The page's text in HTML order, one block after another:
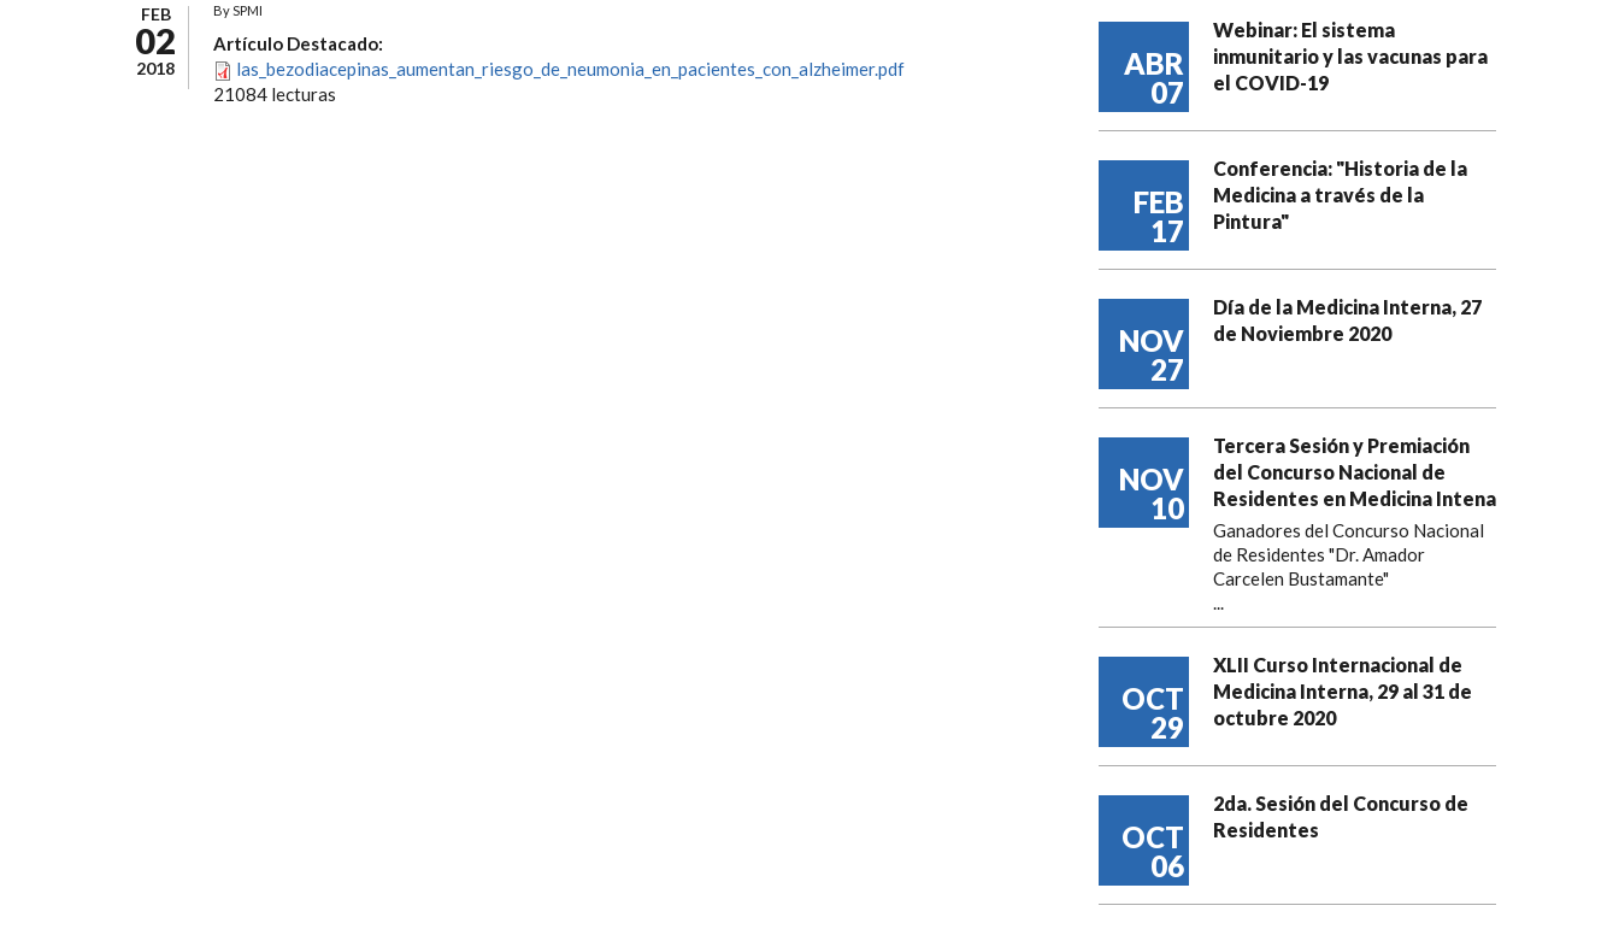
FEB
02
2018
BySPMI
Artículo Destacado:
las_bezodiacepinas_aumentan_riesgo_de_neumonia_en_pacientes_con_alzheimer.pdf
21084 lecturas
ABR
07
Webinar: El sistema
inmunitario y las vacunas para
el COVID-19
FEB
17
Conferencia: "Historia de la
Medicina a través de la
Pintura"
NOV
27
Día de la Medicina Interna, 27
de Noviembre 2020
NOV
10
Tercera Sesión y Premiación
del Concurso Nacional de
Residentes en Medicina Intena
Ganadores del Concurso Nacional
de Residentes "Dr. Amador
Carcelen Bustamante"
...
OCT
29
XLII Curso Internacional de
Medicina Interna, 29 al 31 de
octubre 2020
OCT
06
2da. Sesión del Concurso de
Residentes